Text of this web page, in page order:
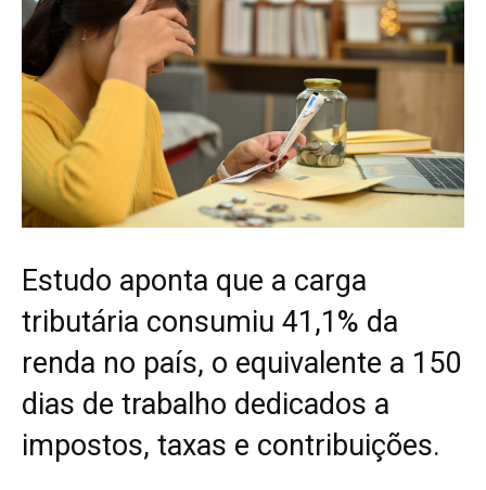
Estudo aponta que a carga
tributária consumiu 41,1% da
renda no país, o equivalente a 150
dias de trabalho dedicados a
impostos, taxas e contribuições.